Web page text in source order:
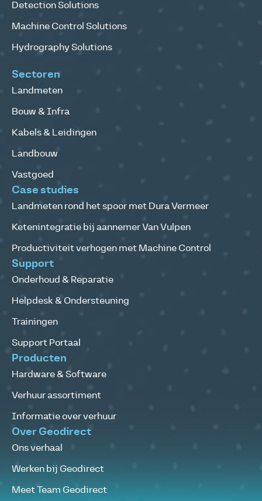
Detection Solutions
Machine Control Solutions
Hydrography Solutions
Sectoren
Landmeten
Bouw & Infra
Kabels & Leidingen
Landbouw
Vastgoed
Case studies
Landmeten rond het spoor met Dura Vermeer
Ketenintegratie bij aannemer Van Vulpen
Productiviteit verhogen met Machine Control
Support
Onderhoud & Reparatie
Helpdesk & Ondersteuning
Trainingen
Support Portaal
Producten
Hardware & Software
Verhuur assortiment
Informatie over verhuur
Over Geodirect
Ons verhaal
Werken bij Geodirect
Meet Team Geodirect